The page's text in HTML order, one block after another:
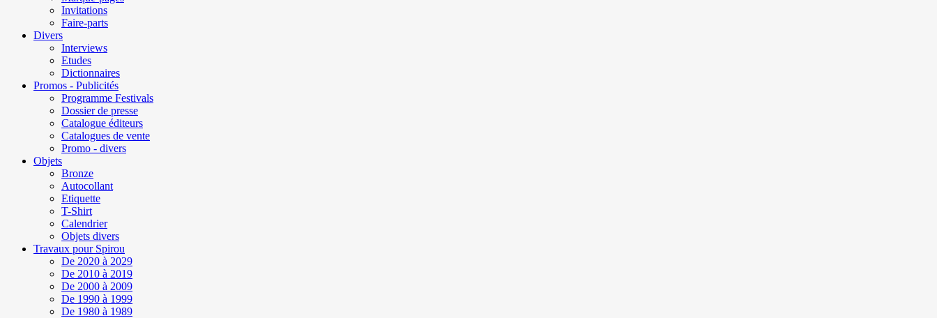
Invitations
Faire-parts
Divers
Interviews
Etudes
Dictionnaires
Promos - Publicités
Programme Festivals
Dossier de presse
Catalogue éditeurs
Catalogues de vente
Promo - divers
Objets
Bronze
Autocollant
Etiquette
T-Shirt
Calendrier
Objets divers
Travaux pour Spirou
De 2020 à 2029
De 2010 à 2019
De 2000 à 2009
De 1990 à 1999
De 1980 à 1989